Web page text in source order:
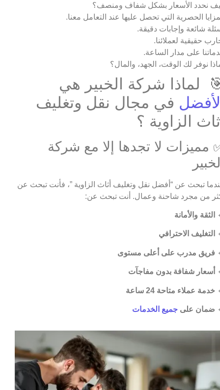
نحدد الأسعار بشكل شفاف ومنصف؟
الحصرية التي تحصل عليها عند التعامل معنا.
شائعة وإجابات دقيقة.
حقيقية لعملائنا.
على مدار الساعة.
نوفر لك الوقت، الجهد، والمال؟
لماذا شركة الخبير هي
في مجال نقل وتغليف
الزاوية ؟
مميزات لا تجدها إلا مع شركة
تبحث عن “أفضل نقل وتغليف أثاث الزاوية ”، فأنت تبحث عن
من مجرد شاحنة وعمال. أنت تبحث عن:
الثقة والأمانة
التغليف الاحترافي
فريق مدرب على أعلى مستوى
أسعار شفافة بدون مفاجآت
خدمة عملاء متاحة 24 ساعة
ضمان على جميع الخدمات